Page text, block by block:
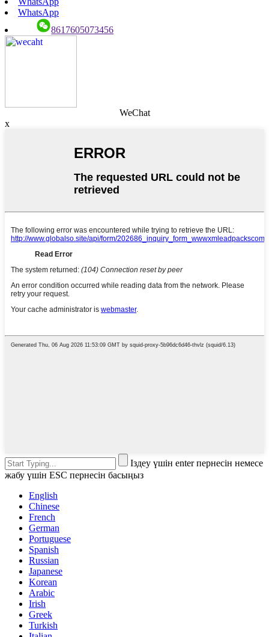
WhatsApp
8617605073456
WeChat
x
Іздеу үшін enter пернесін немесе
жабу үшін ESC пернесін басыңыз
English
Chinese
French
German
Portuguese
Spanish
Russian
Japanese
Korean
Arabic
Irish
Greek
Turkish